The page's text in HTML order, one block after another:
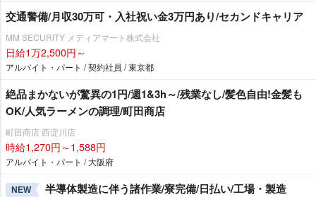
交通警備/月収30万可・入社祝い金3万円あり/セカンドキャリア
MM SECURITY メディアマート株式会社
日給1万2,500円～
アルバイト・パート / 契約社員 / 東京都
絶品まかないが驚異の1円/週1&3h～/残業なし/髪色自由!金髪も
OK/人気ラーメンの調理/町田商店
町田商店 西淀川店
時給1,270円～1,588円
アルバイト・パート / 大阪府
NEW 半導体製造に伴う諸作業/寮完備/日払い/工場・製造